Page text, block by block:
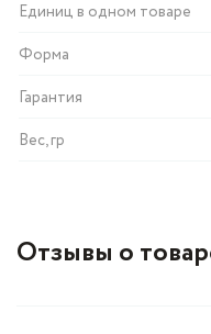
Единиц в одном товаре
Форма
Гарантия
Вес, гр
Отзывы о